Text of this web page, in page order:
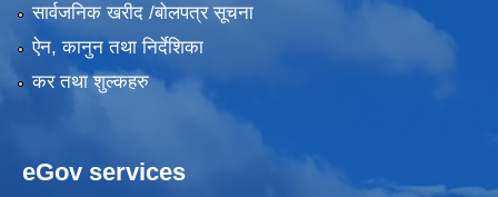
सार्वजनिक खरीद /बोलपत्र सूचना
ऐन, कानुन तथा निर्देशिका
कर तथा शुल्कहरु
eGov services